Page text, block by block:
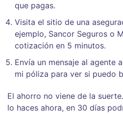
que pagas.
Visita el sitio de una
ejemplo, Sancor Seguros o
cotización en 5 minutos.
Envía un mensaje al agente
mi póliza para ver si puedo
El ahorro no viene de la
lo haces ahora, en 30 días